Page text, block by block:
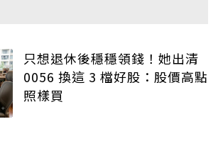
只想退休後穩穩領錢！她出清
0056 換這 3 檔好股：股價高點
照樣買